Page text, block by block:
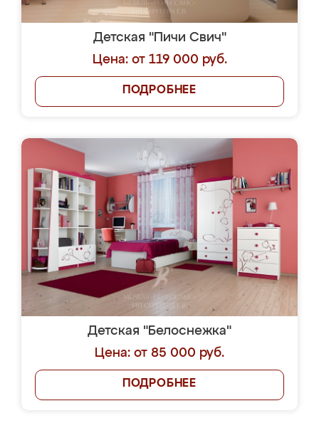
Детская "Пичи Свич"
Цена: от 119 000 руб.
ПОДРОБНЕЕ
Детская "Белоснежка"
Цена: от 85 000 руб.
ПОДРОБНЕЕ